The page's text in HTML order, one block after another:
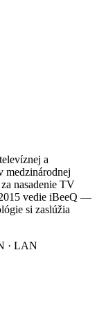
a
medzinárodnej
nasadenie TV
vedie iBeeQ —
si zaslúžia
· LAN